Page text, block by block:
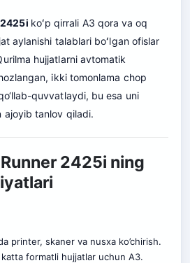
koʻp qirrali A3 qora va oq
aylanishi talablari boʻlgan ofislar
hujjatlarni avtomatik
ikki tomonlama chop
quvvatlaydi, bu esa uni
ajoyib tanlov qiladi.
2425i ning
printer, skaner va nusxa ko’chirish.
formatli hujjatlar uchun A3.